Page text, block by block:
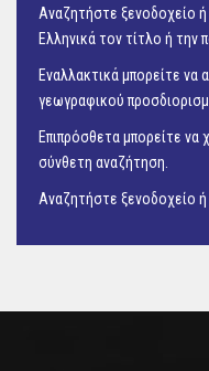
Αναζητήστε ξενοδοχείο
Ελληνικά τον τίτλο ή την
Εναλλακτικά μπορείτε να
γεωγραφικού
Επιπρόσθετα μπορείτε να
σύνθετη αναζήτηση.
Αναζητήστε ξενοδοχείο